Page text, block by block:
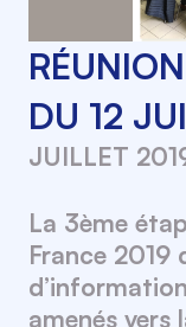
DU 12
JUILLET
La 3ème
France 2019
amenés